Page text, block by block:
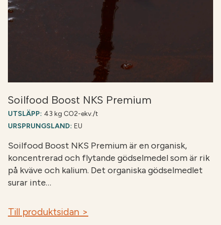
Soilfood Boost NKS Premium
UTSLÄPP: 43 kg CO2-ekv./t
URSPRUNGSLAND: EU
Soilfood Boost NKS Premium är en organisk,
koncentrerad och flytande gödselmedel som är rik
på kväve och kalium. Det organiska gödselmedlet
surar inte…
Till produktsidan >